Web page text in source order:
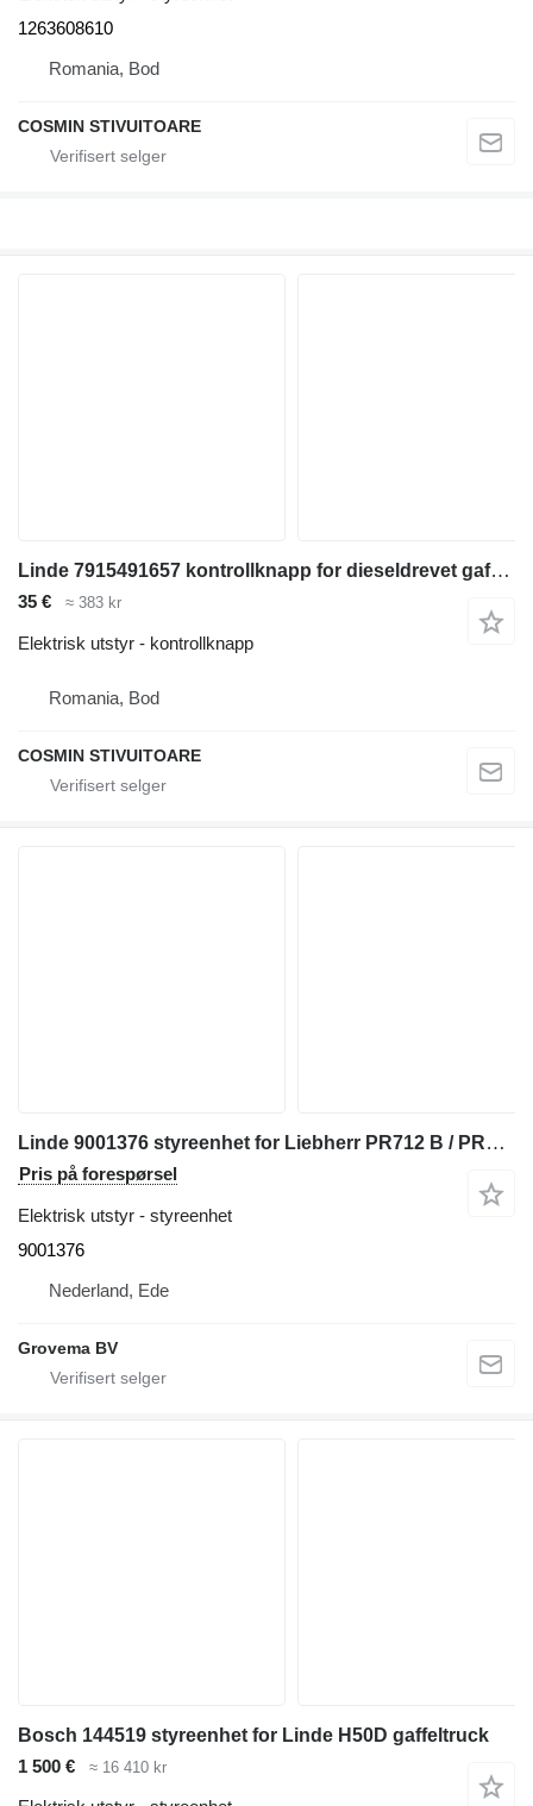
1263608610
Romania, Bod
COSMIN STIVUITOARE
Linde 7915491657 kontrollknapp for dieseldrevet gaffeltruck
35 € ≈ 383 kr
Elektrisk utstyr - kontrollknapp
Romania, Bod
COSMIN STIVUITOARE
Linde 9001376 styreenhet for Liebherr PR712 B / PR712 BM bulldozer
Pris på forespørsel
Elektrisk utstyr - styreenhet
9001376
Nederland, Ede
Grovema BV
Bosch 144519 styreenhet for Linde H50D gaffeltruck
1 500 €
≈ 16 410 kr